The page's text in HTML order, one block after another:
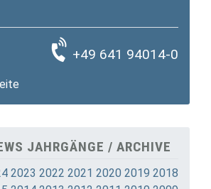
+49 641 94014-0
JAHRGÄNGE / ARCHIVE
2023 2022 2021 2020 2019 2018